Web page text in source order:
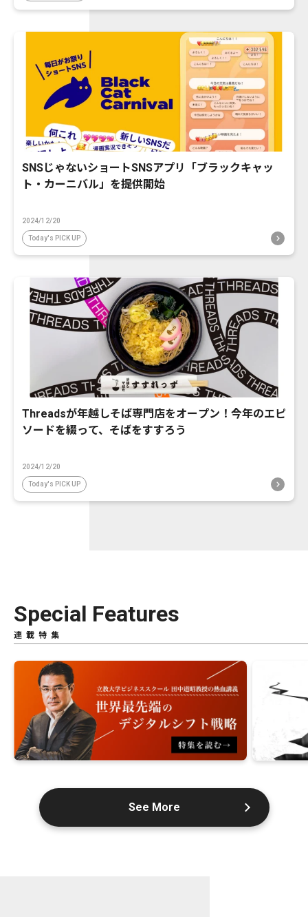
SNSじゃないショートSNSアプリ「ブラックキャッ
ト・カーニバル」を提供開始
2024/12/20
Today's PICK UP
Threadsが年越しそば専門店をオープン！今年のエピ
ソードを綴って、そばをすすろう
2024/12/20
Today's PICK UP
Special Features
連載特集
See More